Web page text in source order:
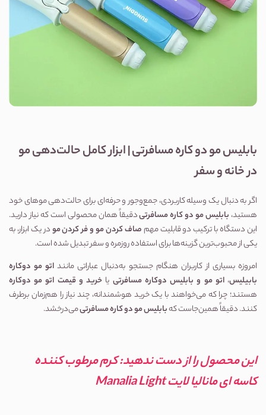
در خانه و سفر
هستید، بابلیس مو دو کاره مسافرتی
این دستگاه با ترکیب دو قابلیت مهم صاف کردن مو و فر کردن مو
یکی از محبوب‌ترین گزینه‌ها برای استفاده روزمره و سفر تبدیل شده است.
امروزه بسیاری از کاربران هنگام جستجو به‌دنبال عباراتی مانند
بابیلیس، اتو مو و بابلیس دوکاره مسافرتی یا خرید و قیمت اتو مو دوکاره
کنند. دقیقاً همین‌جاست که
بابلیس مو دو کاره مسافرتی می‌درخشد.
این محصول را از دست ندهید:
کاسه ای مانالیا لایت Manalia Light